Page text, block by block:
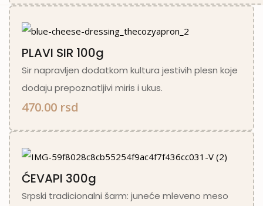
PLAVI SIR 100g
Sir napravljen dodatkom kultura jestivih plesn koje
dodaju prepoznatljivi miris i ukus.
470.00 rsd
ĆEVAPI 300g
Srpski tradicionalni šarm: juneće mleveno meso